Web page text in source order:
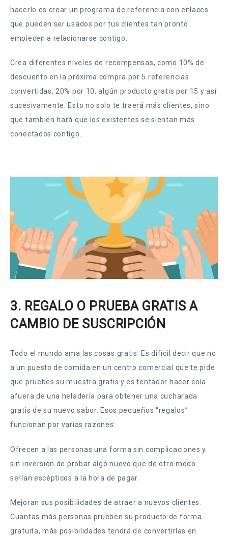
hacerlo es crear un programa de referencia con enlaces
que pueden ser usados por tus clientes tan pronto
empiecen a relacionarse contigo.
Crea diferentes niveles de recompensas, como 10% de
descuento en la próxima compra por 5 referencias
convertidas, 20% por 10, algún producto gratis por 15 y así
sucesivamente. Esto no solo te traerá más clientes, sino
que también hará que los existentes se sientan más
conectados contigo.
3. REGALO O PRUEBA GRATIS A
CAMBIO DE SUSCRIPCIÓN
Todo el mundo ama las cosas gratis. Es difícil decir que no
a un puesto de comida en un centro comercial que te pide
que pruebes su muestra gratis y es tentador hacer cola
afuera de una heladería para obtener una cucharada
gratis de su nuevo sabor. Esos pequeños “regalos”
funcionan por varias razones:
Ofrecen a las personas una forma sin complicaciones y
sin inversión de probar algo nuevo que de otro modo
serían escépticos a la hora de pagar.
Mejoran sus posibilidades de atraer a nuevos clientes.
Cuantas más personas prueben su producto de forma
gratuita, más posibilidades tendrá de convertirlas en